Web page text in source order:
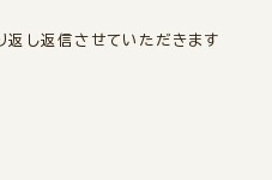
返し返信させていただきます